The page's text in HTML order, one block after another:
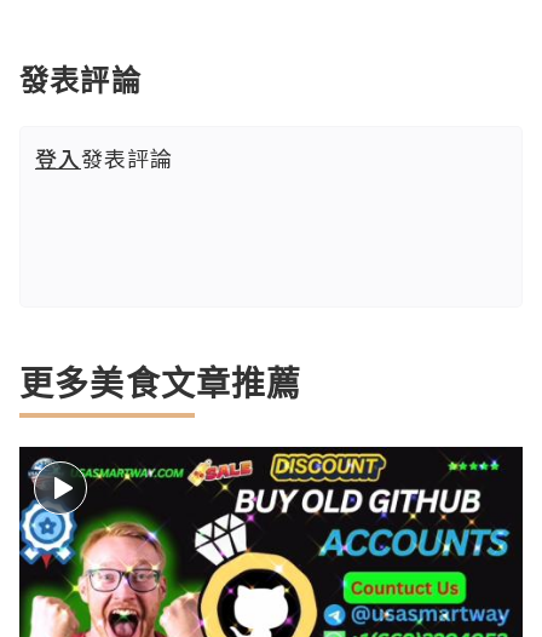
發表評論
登入發表評論
更多美食文章推薦